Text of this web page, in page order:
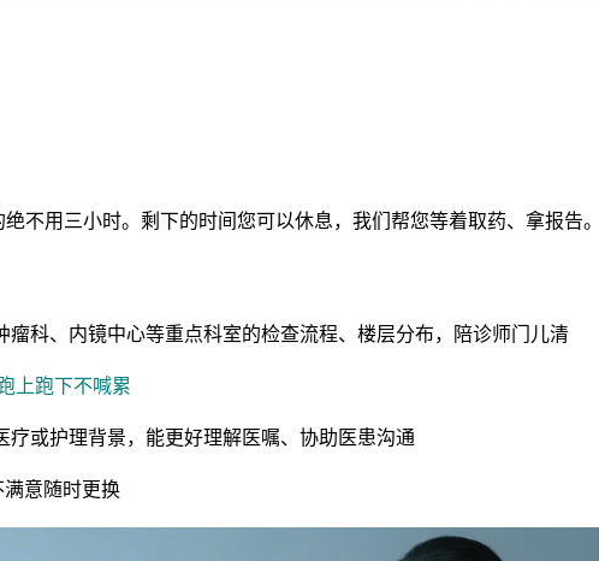
不用三小时。剩下的时间您可以休息，我们帮您等着取药、拿报告。
科、内镜中心等重点科室的检查流程、楼层分布，陪诊师门儿清
上跑下不喊累
或护理背景，能更好理解医嘱、协助医患沟通
意随时更换